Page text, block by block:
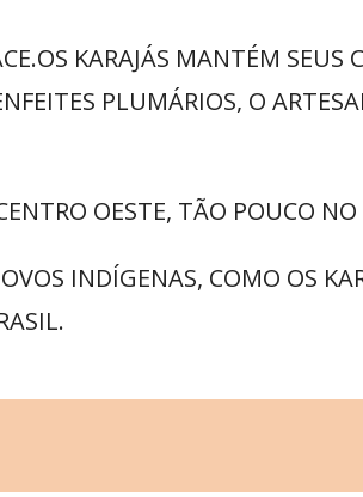
KARAJÁS MANTÉM SEUS
PLUMÁRIOS, O
OESTE, TÃO POUCO NO
INDÍGENAS, COMO OS